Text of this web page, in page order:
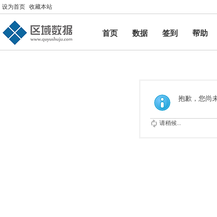
设为首页 收藏本站
首页 数据 签到
帮助
帮助
抱歉，您尚
请稍候...